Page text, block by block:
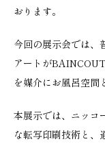
おります。
今回の展示会では、
アートが
を媒介にお風呂空間
本展示では、ニッコ
な転写印刷技術と、